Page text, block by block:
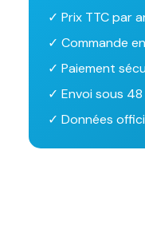
✓ Prix TTC par
✓ Commande
✓ Paiement
✓ Envoi sous
✓ Données